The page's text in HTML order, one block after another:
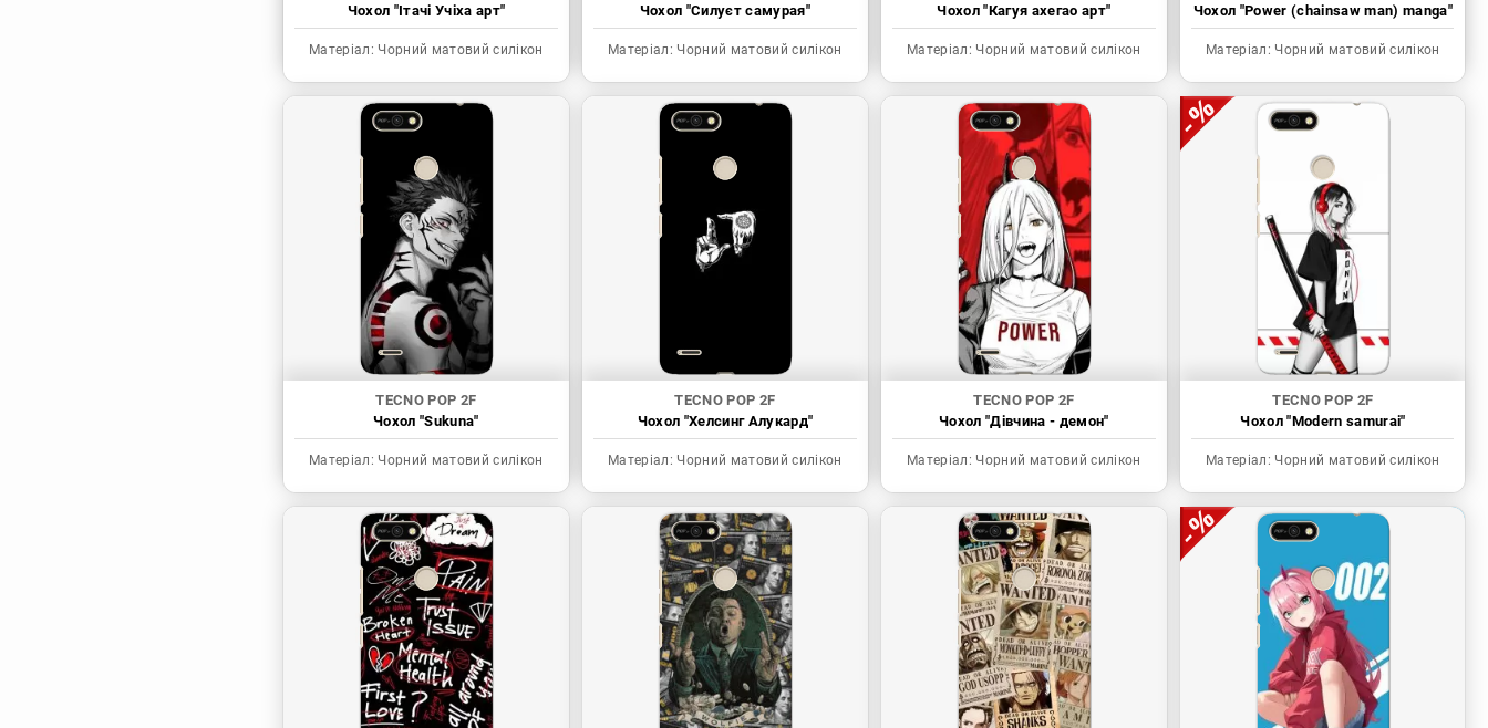
Чохол "Ітачі Учіха арт"
Матеріал: Чорний матовий силікон
Чохол "Силуєт самурая"
Матеріал: Чорний матовий силікон
Чохол "Кагуя ахегао арт"
Матеріал: Чорний матовий силікон
Чохол "Power (chainsaw man) manga"
Матеріал: Чорний матовий силікон
TECNO POP 2F
Чохол "Sukuna"
Матеріал: Чорний матовий силікон
TECNO POP 2F
Чохол "Хелсинг Алукард"
Матеріал: Чорний матовий силікон
TECNO POP 2F
Чохол "Дівчина - демон"
Матеріал: Чорний матовий силікон
TECNO POP 2F
Чохол "Modern samurai"
Матеріал: Чорний матовий силікон